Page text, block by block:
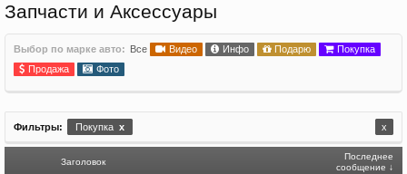
Запчасти и Аксессуары
Выбор по марке авто: Все Видео Инфо Подарю
Покупка
Продажа
Фото
Фильтры: Покупка x x
Заголовок
Последнее
сообщение ↓